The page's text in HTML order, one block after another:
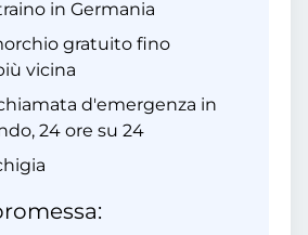
in Germania
gratuito fino
vicina
d'emergenza in
24 ore su 24